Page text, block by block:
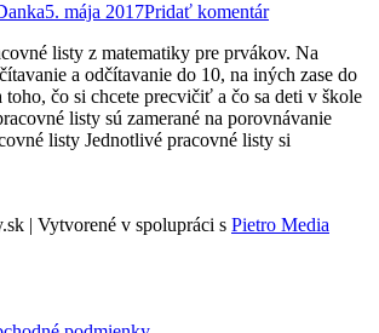
5. mája 2017Pridať komentár
listy z matematiky pre prvákov. Na
a odčítavanie do 10, na iných zase do
čo si chcete precvičiť a čo sa deti v škole
listy sú zamerané na porovnávanie
listy Jednotlivé pracovné listy si
| Vytvorené v spolupráci s Pietro Media